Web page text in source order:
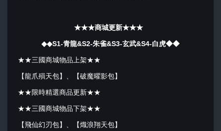
★★★商城更新★★★
◆◆S1-青龍&S2-朱雀&S3-玄武&S4-白虎◆◆
★★三國商城物品上架★★
【龍爪殞天包】、【破魔曜影包】
★★限時精選商品更新★★
★★三國商城物品下架★★
【飛仙幻刃包】、【熾浪翔天包】